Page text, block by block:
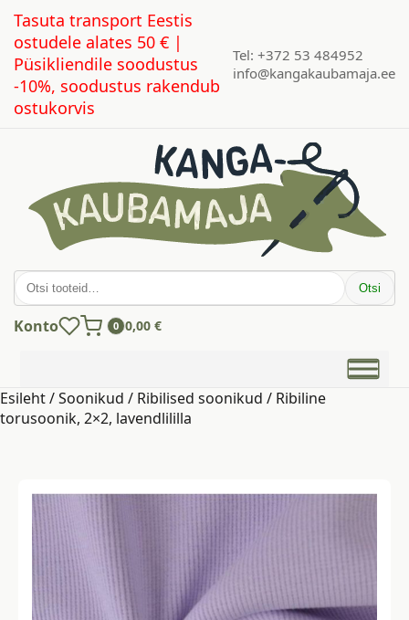
Tasuta transport Eestis
ostudele alates 50 € |
Püsikliendile soodustus
-10%, soodustus rakendub
ostukorvis
Tel: +372 53 484952
info@kangakaubamaja.ee
Otsi: Otsi
Konto 0 0,00 €
Esileht/Soonikud / Ribilised soonikud / Ribiline
torusoonik, 2×2, lavendlililla